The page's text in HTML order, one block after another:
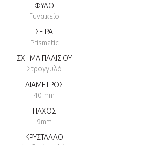
ΦΥΛΟ
Γυναικείο
ΣΕΙΡΑ
Prismatic
ΣΧΗΜΑ ΠΛΑΙΣΙΟΥ
Στρογγυλό
ΔΙΑΜΕΤΡΟΣ
40 mm
ΠΑΧΟΣ
9mm
ΚΡΥΣΤΑΛΛΟ